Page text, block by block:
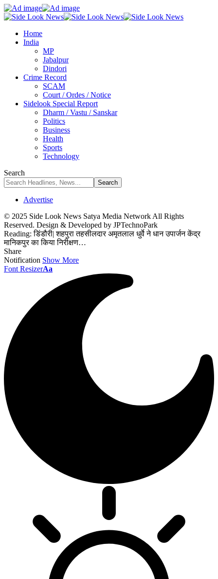
Home
India
MP
Jabalpur
Dindori
Crime Record
SCAM
Court / Ordes / Notice
Sidelook Special Report
Dharm / Vastu / Sanskar
Politics
Business
Health
Sports
Technology
Search
Advertise
© 2025 Side Look News Satya Media Network All Rights
Reserved. Design & Developed by JPTechnoPark
Reading: डिंडौरी| शहपुरा तहसीलदार अमृतलाल धुर्वे ने धान उपार्जन केंद्र
मानिकपुर का किया निरीक्षण…
Share
Notification Show More
Font ResizerAa